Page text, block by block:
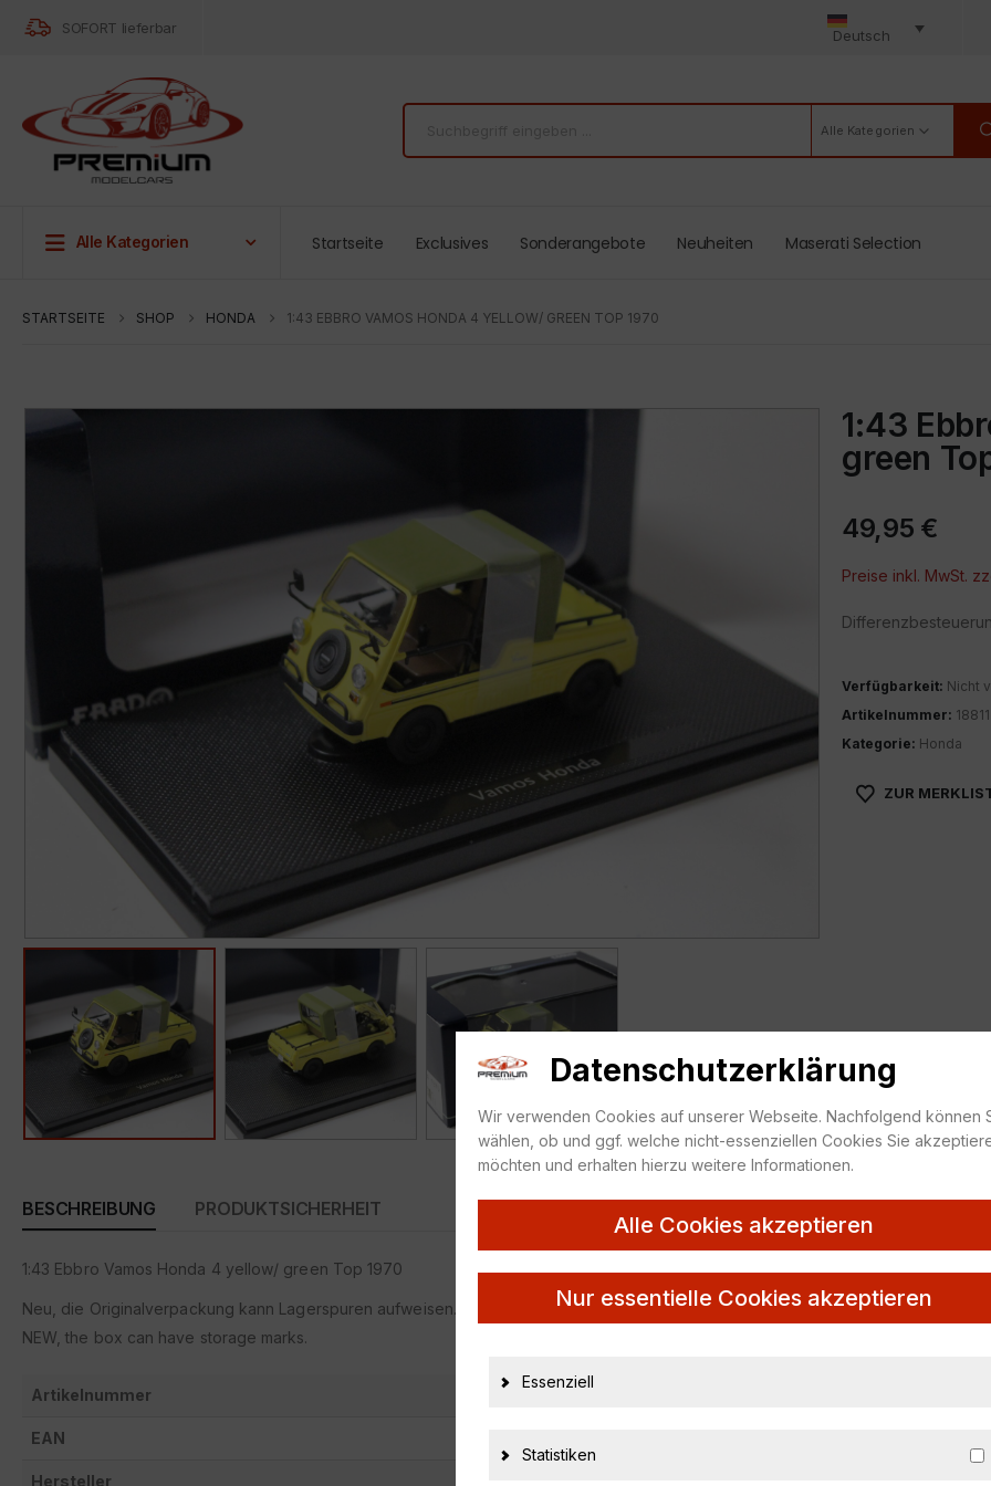
SOFORT lieferbar Deutsch
Alle Kategorien
Alle Kategorien Startseite Exclusives Sonderangebote Neuheiten Maserati Selection
STARTSEITE SHOP HONDA 1:43 EBBRO VAMOS HONDA 4 YELLOW/ GREEN TOP 1970
1:43
green
49,95 €
Preise inkl. MwSt.
Verfügbarkeit: Nicht
Artikelnummer: 18811
Kategorie: Honda
ZUR
BESCHREIBUNG PRODUKTSICHERHEIT
1:43 Ebbro Vamos Honda 4 yellow/ green Top 1970
Neu, die Originalverpackung kann Lagerspuren aufweisen.
NEW, the box can have storage marks.
Artikelnummer
EAN
Hersteller
Datenschutzerklärung
Wir verwenden Cookies auf unserer Webseite. Nachfolgend können
wählen, ob und ggf. welche nicht-essenziellen Cookies Sie
möchten und erhalten hierzu weitere Informationen.
Alle Cookies akzeptieren
Nur essentielle Cookies akzeptieren
Essenziell
Statistiken